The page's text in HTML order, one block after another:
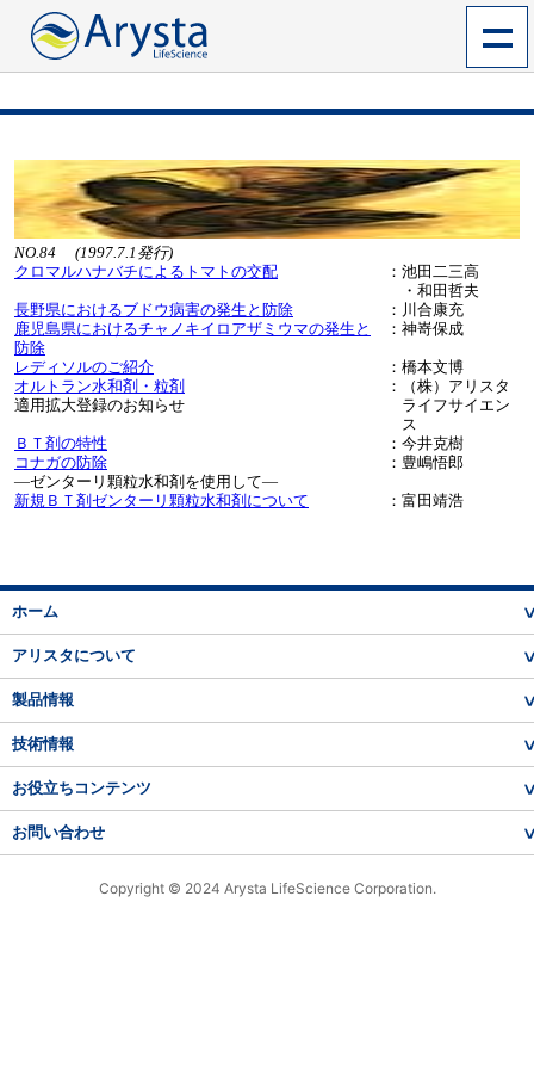
NO.84 (1997.7.1発行)
クロマルハナバチによるトマトの交配
： 池田二三高
・和田哲夫
長野県におけるブドウ病害の発生と防除
： 川合康充
鹿児島県におけるチャノキイロアザミウマの発生と
防除
： 神嵜保成
レディソルのご紹介 ： 橋本文博
オルトラン水和剤・粒剤
適用拡大登録のお知らせ
：
（株）アリスタ
ライフサイエン
ス
ＢＴ剤の特性
： 今井克樹
コナガの防除
―ゼンターリ顆粒水和剤を使用して―
： 豊嶋悟郎
新規ＢＴ剤ゼンターリ顆粒水和剤について ： 富田靖浩
ホーム
アリスタについて
製品情報
技術情報
お役立ちコンテンツ
お問い合わせ
Copyright © 2024 Arysta LifeScience Corporation.